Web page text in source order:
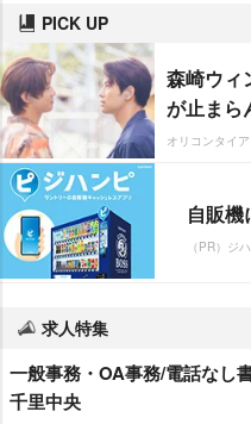
PICK UP
森崎ウィ
が止まら
オリコンタイ
自販機
（PR）ジ
求人特集
一般事務・OA事務/電話なし
千里中央